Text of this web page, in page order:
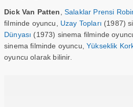
Dick Van Patten Salaklar Prensi
filminde oyuncu, Uzay Topları (1987)
Dünyası (1973) sinema filminde
sinema filminde oyuncu,Yükseklik
oyuncu olarak bilinir.